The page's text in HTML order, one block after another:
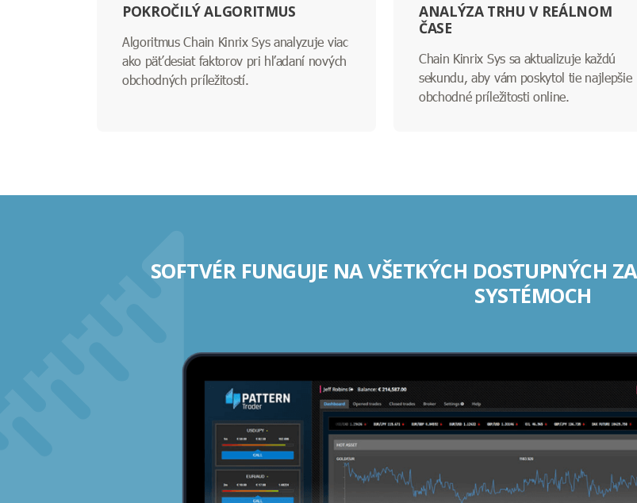
POKROČILÝ ALGORITMUS
Algoritmus Chain Kinrix Sys analyzuje viac
ako päťdesiat faktorov pri hľadaní nových
obchodných príležitostí.
ANALÝZA TRHU V REÁLNOM
ČASE
Chain Kinrix Sys sa aktualizuje každú
sekundu, aby vám poskytol tie najlepšie
obchodné príležitosti online.
SOFTVÉR FUNGUJE NA VŠETKÝCH DOSTUPNÝCH
SYSTÉMOCH